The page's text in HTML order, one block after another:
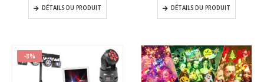
DÉTAILS DU PRODUIT DÉTAILS DU PRODUIT
-8%